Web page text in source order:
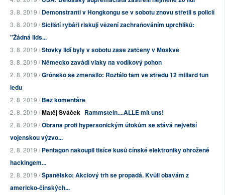
3. 8. 2019 /Demonstranti v Hongkongu se v sobotu znovu střetli s policií
3. 8. 2019 /Sicilští rybáři riskují vězení zachraňováním uprchlíků:
"Žádná lids...
3. 8. 2019 /Stovky lidí byly v sobotu zase zatčeny v Moskvě
3. 8. 2019 /Německo zavádí vlaky na vodíkový pohon
2. 8. 2019 /Grónsko se zmenšilo: Roztálo tam ve středu 12 miliard tun
ledu
2. 8. 2019 /Bez komentáře
2. 8. 2019 /Matěj Sváček Rammstein....ALLE mit uns!
2. 8. 2019 /Obrana proti hypersonickým útokům se stává největší
vojenskou výzvo...
2. 8. 2019 /Pentagon nakoupil tisíce kusů čínské elektroniky ohrožené
hackingem...
2. 8. 2019 /Španělsko: Akciový trh se propadá. Kvůli obavám z
americko-čínských...